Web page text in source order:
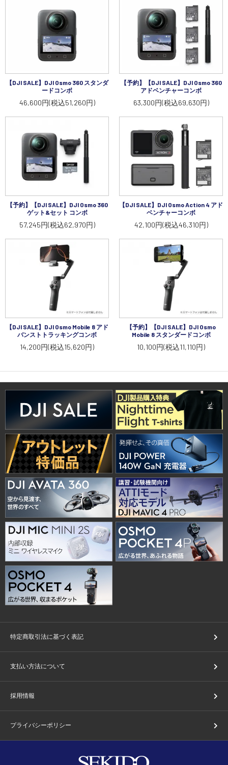
【DJI SALE】DJI Osmo 360 スタンダ
ードコンボ
46,600円(税込51,260円)
【予約】【DJI SALE】DJI Osmo 360
アドベンチャーコンボ
63,300円(税込69,630円)
【予約】【DJI SALE】DJI Osmo 360
ゲット&セット コンボ
57,245円(税込62,970円)
【DJI SALE】DJI Osmo Action 4 アド
ベンチャーコンボ
42,100円(税込46,310円)
【DJI SALE】DJI Osmo Mobile 8 アド
バンストトラッキングコンボ
14,200円(税込15,620円)
【予約】【DJI SALE】DJI Osmo
Mobile 8 スタンダードコンボ
10,100円(税込11,110円)
特定商取引法に基づく表記
支払い方法について
採用情報
プライバシーポリシー